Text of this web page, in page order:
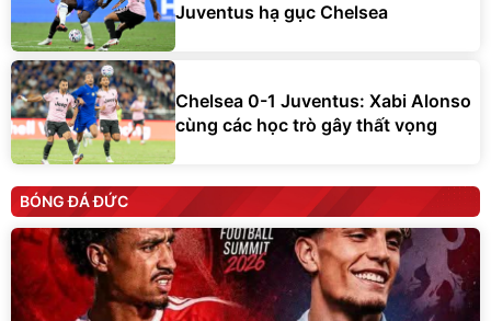
Juventus hạ gục Chelsea
Chelsea 0-1 Juventus: Xabi Alonso
cùng các học trò gây thất vọng
BÓNG ĐÁ ĐỨC